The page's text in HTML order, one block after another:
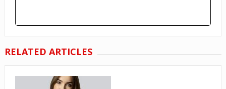
RELATED ARTICLES